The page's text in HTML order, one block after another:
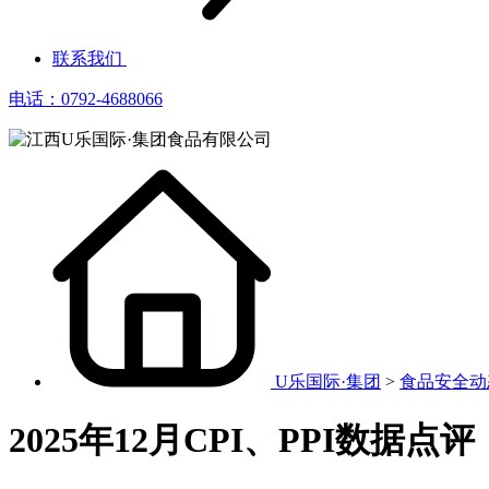
联系我们
电话：0792-4688066
U乐国际·集团 > 食品安全
2025年12月CPI、PPI数据点评